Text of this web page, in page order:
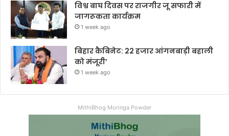
विश्व बाघ दिवस पर राजगीर जू सफारी में
जागरूकता कार्यक्रम
1 week ago
बिहार कैबिनेट: 22 हजार आंगनबाड़ी बहाली
को मंजूरी’
1 week ago
MithiBhog Moringa Powder